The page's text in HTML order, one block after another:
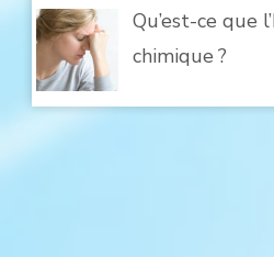
Qu’est-ce que
chimique ?